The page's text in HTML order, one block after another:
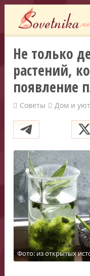
Не только
растений,
появление
Советы Дом и уют
Фото: из открытых